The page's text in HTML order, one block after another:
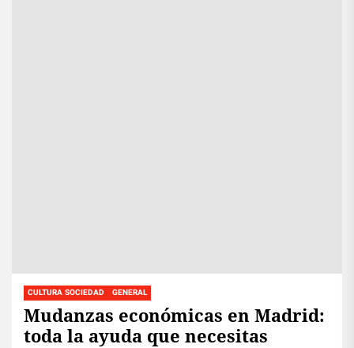
CULTURA SOCIEDAD GENERAL
Mudanzas económicas en Madrid:
toda la ayuda que necesitas